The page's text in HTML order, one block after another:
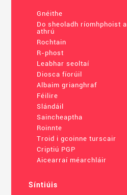
Gnéithe
Do sheoladh ríomhphoist a
athrú
Rochtain
R-phost
Leabhar seoltaí
Diosca fíorúil
Albaim grianghraf
Féilire
Slándáil
Saincheaptha
Roinnte
Troid i gcoinne turscair
Criptiú PGP
Aicearraí méarchláir
Síntiúis